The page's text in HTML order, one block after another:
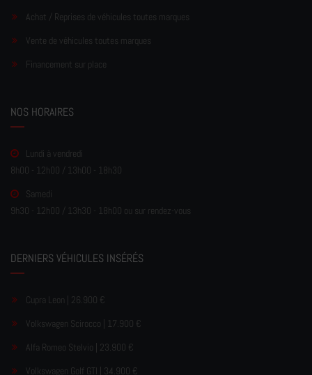
Achat / Reprises de véhicules toutes marques
Vente de véhicules toutes marques
Financement sur place
NOS HORAIRES
Lundi à vendredi
8h00 - 12h00 / 13h00 - 18h30
Samedi
9h30 - 12h00 / 13h30 - 18h00 ou sur rendez-vous
DERNIERS VÉHICULES INSÉRÉS
Cupra Leon | 26.900 €
Volkswagen Scirocco | 17.900 €
Alfa Romeo Stelvio | 23.900 €
Volkswagen Golf GTI | 34.900 €